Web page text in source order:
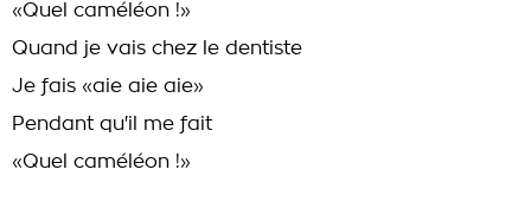
«Quel caméléon !»
Quand je vais chez le dentiste
Je fais «aie aie aie»
Pendant qu'il me fait
«Quel caméléon !»